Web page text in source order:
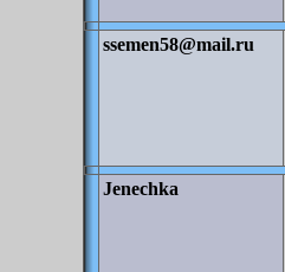
ssemen58@mail.ru
Jenechka